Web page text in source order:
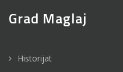
Grad Maglaj
Historijat